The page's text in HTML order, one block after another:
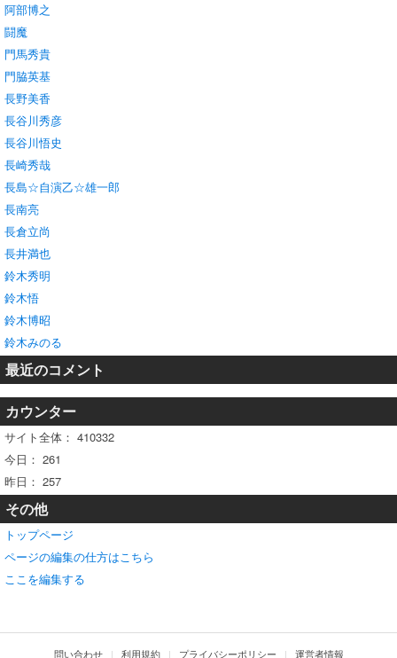
阿部博之
闘魔
門馬秀貴
門脇英基
長野美香
長谷川秀彦
長谷川悟史
長崎秀哉
長島☆自演乙☆雄一郎
長南亮
長倉立尚
長井満也
鈴木秀明
鈴木悟
鈴木博昭
鈴木みのる
最近のコメント
カウンター
サイト全体： 410332
今日： 261
昨日： 257
その他
トップページ
ページの編集の仕方はこちら
ここを編集する
問い合わせ 利用規約 プライバシーポリシー 運営者情報